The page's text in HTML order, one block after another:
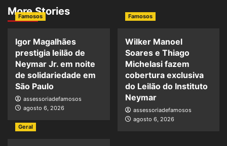
More Stories
Famosos
Igor Magalhães
prestigia leilão de
Neymar Jr. em noite
de solidariedade em
São Paulo
assessoriadefamosos
agosto 6, 2026
Famosos
Wilker Manoel
Soares e Thiago
Michelasi fazem
cobertura exclusiva
do Leilão do Instituto
Neymar
assessoriadefamosos
agosto 6, 2026
Geral